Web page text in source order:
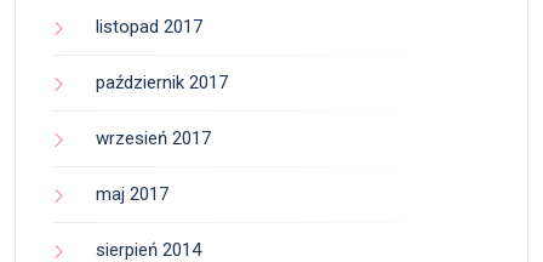
listopad 2017
październik 2017
wrzesień 2017
maj 2017
sierpień 2014